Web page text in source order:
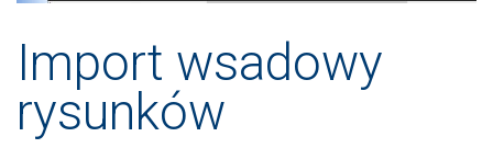
Import wsadowy
rysunków